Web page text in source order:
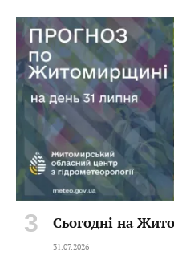
Сьогодні на
31.07.2026